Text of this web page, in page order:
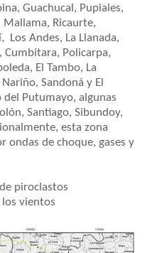
Guachucal, Pupiales,
Ricaurte,
Los Andes, La Llanada,
Cumbitara, Policarpa,
El Tambo, La
Sandoná y El
Putumayo, algunas
Santiago, Sibundoy,
esta zona
ondas de choque, gases y
piroclastos
vientos